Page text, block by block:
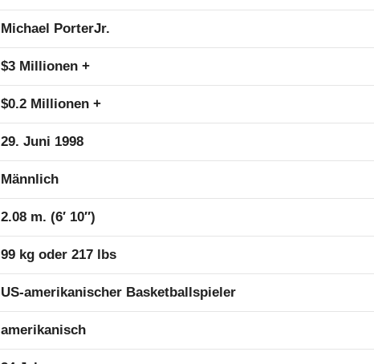
Michael PorterJr.
$3 Millionen +
$0.2 Millionen +
29. Juni 1998
Männlich
2.08 m. (6′ 10″)
99 kg oder 217 lbs
US-amerikanischer Basketballspieler
amerikanisch